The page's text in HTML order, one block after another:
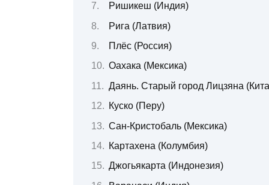
Ришикеш (Индия)
Рига (Латвия)
Плёс (Россия)
Оахака (Мексика)
Даянь. Старый город Лицзяна
Куско (Перу)
Сан-Кристобаль (Мексика)
Картахена (Колумбия)
Джогьякарта (Индонезия)